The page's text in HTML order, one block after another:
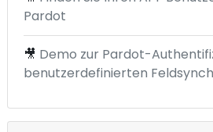
Pardot
🎥 Demo zur Pardot-
benutzerdefinierten